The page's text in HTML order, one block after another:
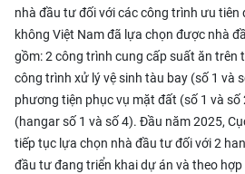
nhà đầu tư đối với các công trình ưu tiên
không Việt Nam đã lựa chọn được nhà
gồm: 2 công trình cung cấp suất ăn trên
công trình xử lý vệ sinh tàu bay (số 1 và
phương tiện phục vụ mặt đất (số 1 và
(hangar số 1 và số 4). Đầu năm 2025,
tiếp tục lựa chọn nhà đầu tư đối với 2
đầu tư đang triển khai dự án và theo